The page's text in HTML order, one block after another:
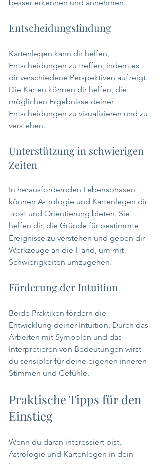
besser erkennen und annehmen.
Entscheidungsfindung
Kartenlegen kann dir helfen,
Entscheidungen zu treffen, indem es
dir verschiedene Perspektiven aufzeigt.
Die Karten können dir helfen, die
möglichen Ergebnisse deiner
Entscheidungen zu visualisieren und zu
verstehen.
Unterstützung in schwierigen
Zeiten
In herausfordernden Lebensphasen
können Astrologie und Kartenlegen dir
Trost und Orientierung bieten. Sie
helfen dir, die Gründe für bestimmte
Ereignisse zu verstehen und geben dir
Werkzeuge an die Hand, um mit
Schwierigkeiten umzugehen.
Förderung der Intuition
Beide Praktiken fördern die
Entwicklung deiner Intuition. Durch das
Arbeiten mit Symbolen und das
Interpretieren von Bedeutungen wirst
du sensibler für deine eigenen inneren
Stimmen und Gefühle.
Praktische Tipps für den
Einstieg
Wenn du daran interessiert bist,
Astrologie und Kartenlegen in dein